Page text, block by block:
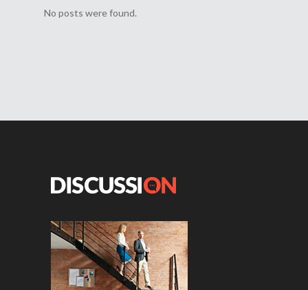
No posts were found.